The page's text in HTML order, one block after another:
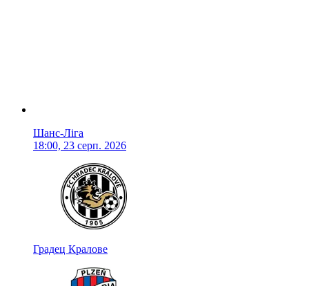
Шанс-Ліга
18:00, 23 серп. 2026
Градец Кралове